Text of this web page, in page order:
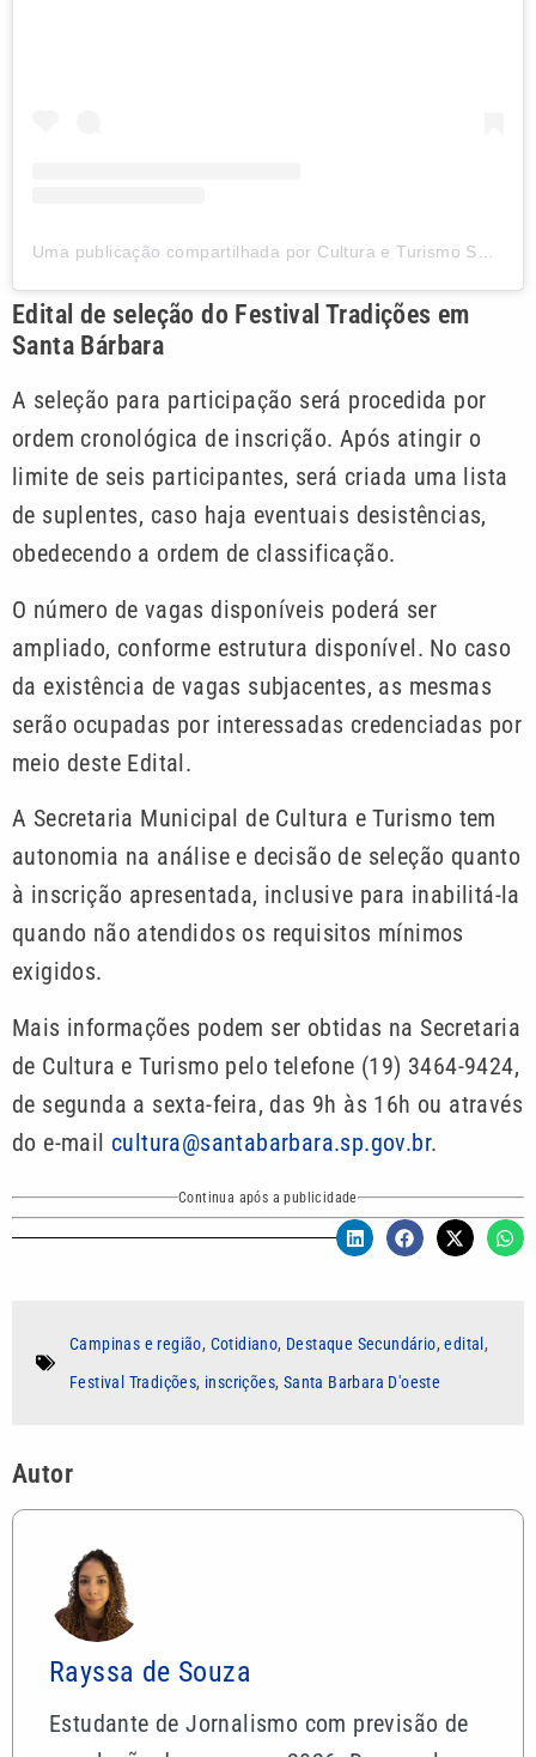
Uma publicação compartilhada por Cultura e Turismo SBO (@culturasbo)
Edital de seleção do Festival Tradições em
Santa Bárbara
A seleção para participação será procedida por
ordem cronológica de inscrição. Após atingir o
limite de seis participantes, será criada uma lista
de suplentes, caso haja eventuais desistências,
obedecendo a ordem de classificação.
O número de vagas disponíveis poderá ser
ampliado, conforme estrutura disponível. No caso
da existência de vagas subjacentes, as mesmas
serão ocupadas por interessadas credenciadas por
meio deste Edital.
A Secretaria Municipal de Cultura e Turismo tem
autonomia na análise e decisão de seleção quanto
à inscrição apresentada, inclusive para inabilitá-la
quando não atendidos os requisitos mínimos
exigidos.
Mais informações podem ser obtidas na Secretaria
de Cultura e Turismo pelo telefone (19) 3464-9424,
de segunda a sexta-feira, das 9h às 16h ou através
do e-mail cultura@santabarbara.sp.gov.br.
Continua após a publicidade
Campinas e região, Cotidiano, Destaque Secundário,edital ,
Festival Tradições, inscrições, Santa Barbara D'oeste
Autor
Rayssa de Souza
Estudante de Jornalismo com previsão de